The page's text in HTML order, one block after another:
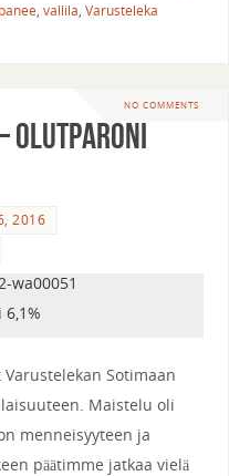
, vallila, Varusteleka
NO COMMENTS
Olutparoni
2016
Sotimaan
Maistelu oli
menneisyyteen ja
päätimme jatkaa vielä